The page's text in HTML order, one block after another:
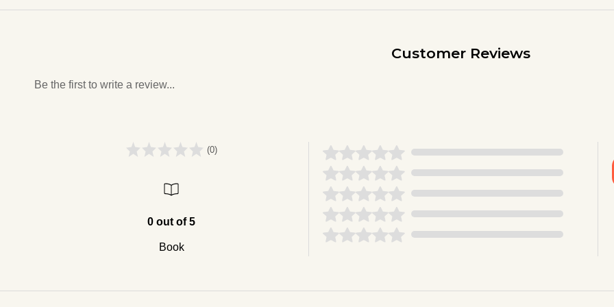
Customer Reviews
Be the first to write a review...
(0)
0 out of 5
Book